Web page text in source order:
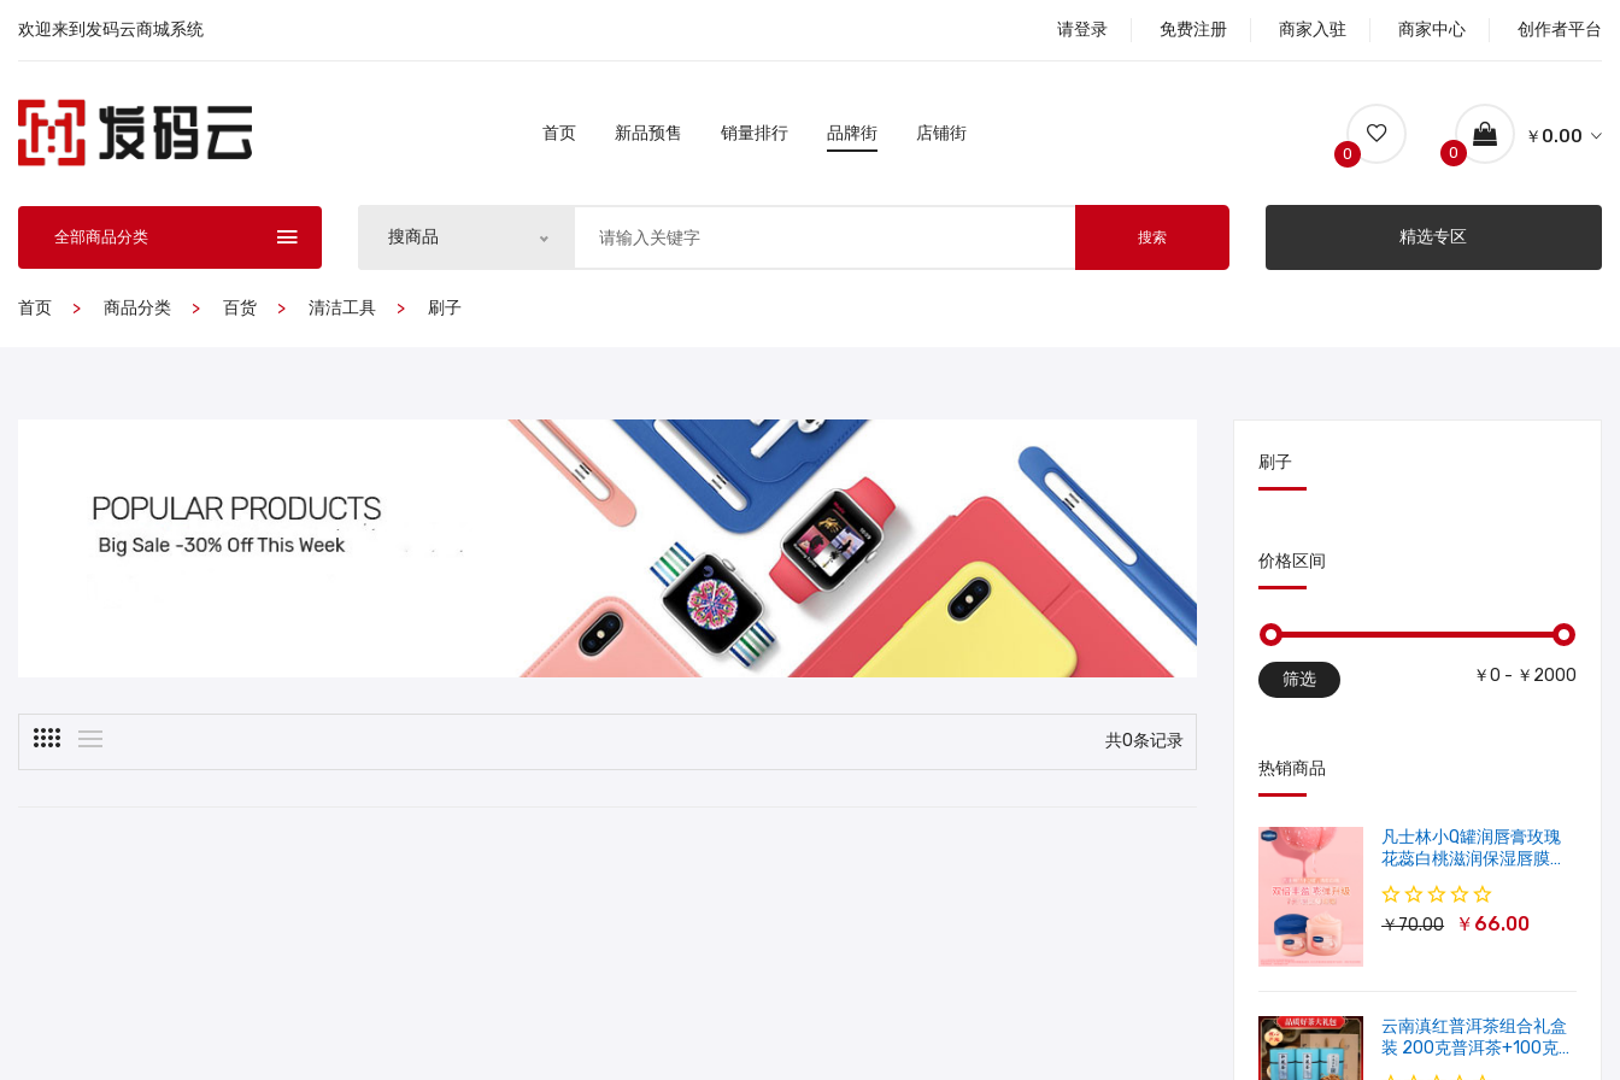
欢迎来到发码云商城系统 请登录 免费注册 商家入驻 商家中心 创作者平台
首页 新品预售 销量排行 品牌街 店铺街
0
￥0.00
0
全部商品分类 搜商品 搜索 精选专区
首页 商品分类 百货 清洁工具 刷子
共0条记录
刷子
价格区间
筛选 ￥0 - ￥2000
热销商品
凡士林小Q罐润唇膏玫瑰
花蕊白桃滋润保湿唇膜软
化角质修护淡唇纹
￥70.00 ￥66.00
云南滇红普洱茶组合礼盒
装 200克普洱茶+100克滇
红茶